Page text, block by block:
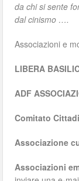
da chi si sente
dal cinismo ….
Associazioni e
LIBERA
ADF
Comitato
Associazione
Associazioni